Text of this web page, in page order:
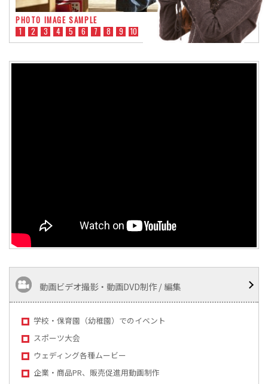
PHOTO IMAGE SAMPLE
1
2 3 4 5 6 7 8 9 10
動画ビデオ撮影・動画DVD制作 / 編集
学校・保育園（幼稚園）でのイベント
スポーツ大会
ウェディング各種ムービー
企業・商品PR、販売促進用動画制作